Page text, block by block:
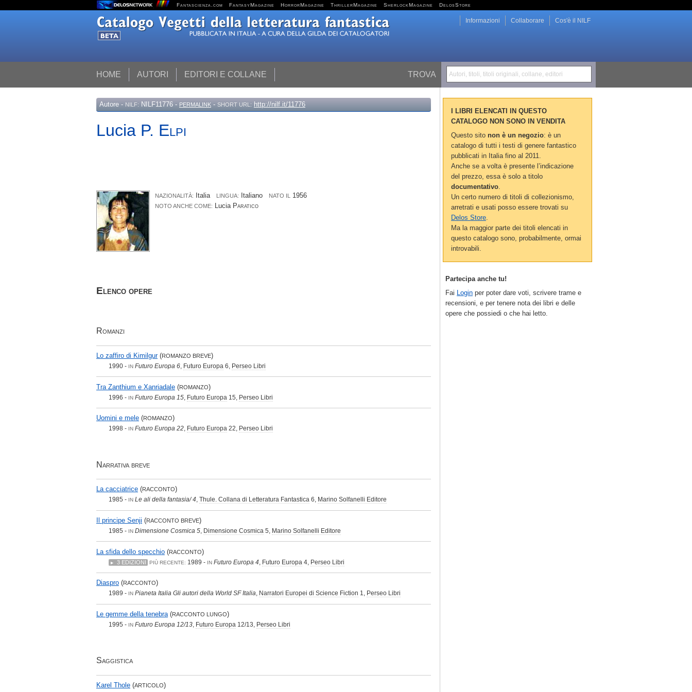
Fantascienza.com FantasyMagazine HorrorMagazine ThrillerMagazine SherlockMagazine DelosStore
TROVA Autori, titoli, titoli originali, collane, editori
HOME AUTORI EDITORI E COLLANE
Cos'è il NILF
Collaborare
Informazioni
Autore - NILF: NILF11776 - PERMALINK - SHORT URL: http://nilf.it/11776
Lucia P. Elpi
NAZIONALITÀ: Italia LINGUA: Italiano NATO IL 1956
NOTO ANCHE COME: Lucia Paratico
Elenco opere
Romanzi
Lo zaffiro di Kimilgur(ROMANZO BREVE)
1990 - IN Futuro Europa 6, Futuro Europa 6, Perseo Libri
Tra Zanthium e Xanriadale (ROMANZO)
1996 - IN Futuro Europa 15 Futuro Europa 15, Perseo Libri
Uomini e mele (ROMANZO)
1998 - IN Futuro Europa 22, Futuro Europa 22, Perseo Libri
Narrativa breve
La cacciatrice (RACCONTO)
1985 - IN Le ali della fantasia/ 4, Thule. Collana di Letteratura Fantastica 6, Marino Solfanelli Editore
Il principe Senji (RACCONTO BREVE)
1985 - IN Dimensione Cosmica 5, Dimensione Cosmica 5, Marino Solfanelli Editore
La sfida dello specchio (RACCONTO)
3 EDIZIONI PIÙ RECENTE: 1989 - IN Futuro Europa 4 Futuro Europa 4, Perseo Libri
Diaspro (RACCONTO)
1989 - IN Pianeta Italia Gli autori della World SF Italia, Narratori Europei di Science Fiction 1, Perseo Libri
Le gemme della tenebra (RACCONTO LUNGO)
1995 - IN Futuro Europa 12/13, Futuro Europa 12/13, Perseo Libri
Saggistica
Karel Thole (ARTICOLO)
I LIBRI ELENCATI IN QUESTO
CATALOGO NON SONO IN VENDITA
Questo sito non è un negozio: è un
catalogo di tutti i testi di genere fantastico
pubblicati in Italia fino al 2011.
Anche se a volta è presente l’indicazione
del prezzo, essa è solo a titolo
documentativo
Un certo numero di titoli di collezionismo,
arretrati e usati posso essere trovati su
Delos Store
Ma la maggior parte dei titoli elencati in
questo catalogo sono, probabilmente, ormai
introvabili.
Partecipa anche tu!
Fai Login per poter dare voti, scrivere trame e
recensioni, e per tenere nota dei libri e delle
opere che possiedi o che hai letto.